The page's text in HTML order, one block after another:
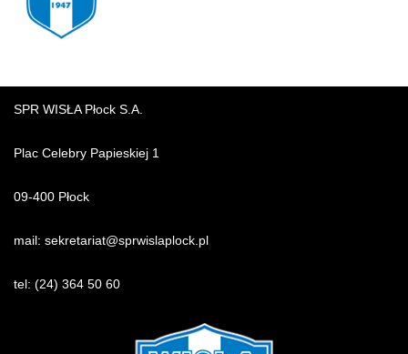
SPR WISŁA Płock S.A.
Plac Celebry Papieskiej 1
09-400 Płock
mail: sekretariat@sprwislaplock.pl
tel: (24) 364 50 60